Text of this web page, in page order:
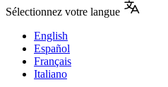
Sélectionnez votre langue
English
Español
Français
Italiano